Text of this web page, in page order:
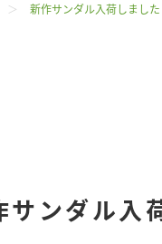
新作サンダル入荷しまし
サンダル入